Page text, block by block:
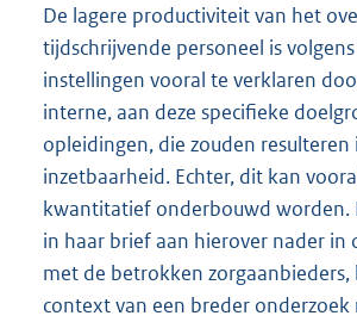
De lagere productiviteit van het
tijdschrijvende personeel is
instellingen vooral te verklaren
interne, aan deze specifieke
opleidingen, die zouden resulteren
inzetbaarheid. Echter, dit kan
kwantitatief onderbouwd worden.
in haar brief aan hierover nader in
met de betrokken zorgaanbieders,
context van een breder onderzoek